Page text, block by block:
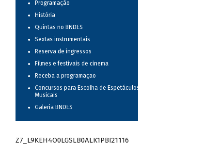
Programação
História
Quintas no BNDES
Sextas instrumentais
Reserva de ingressos
Filmes e festivais de cinema
Receba a programação
Concursos para Escolha de Espetáculos
Musicais
Galeria BNDES
Z7_L9KEH4O0LGSLB0ALK1PBI21116